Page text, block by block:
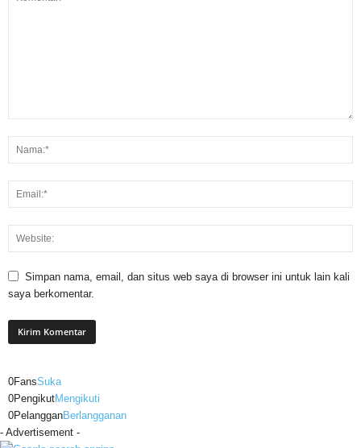
Simpan nama, email, dan situs web saya di browser ini untuk lain kali
saya berkomentar.
0FansSuka
0PengikutMengikuti
0PelangganBerlangganan
- Advertisement -